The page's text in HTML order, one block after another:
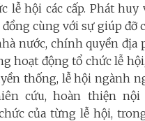
lễ hội các cấp. Phát
cùng với sự giúp đỡ
nước, chính quyền địa
hoạt động tổ chức lễ
thống, lễ hội ngành
cứu, hoàn thiện nội
của từng lễ hội,